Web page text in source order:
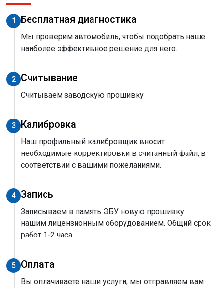
1 Бесплатная диагностика
Мы проверим автомобиль, чтобы подобрать наше
наиболее эффективное решение для него.
2 Считывание
Считываем заводскую прошивку
3 Калибровка
Наш профильный калибровщик вносит
необходимые корректировки в считанный файл, в
соответствии с вашими пожеланиями.
4 Запись
Записываем в память ЭБУ новую прошивку
нашим лицензионным оборудованием. Общий срок
работ 1-2 часа.
5 Оплата
Вы оплачиваете наши услуги, мы отправляем вам